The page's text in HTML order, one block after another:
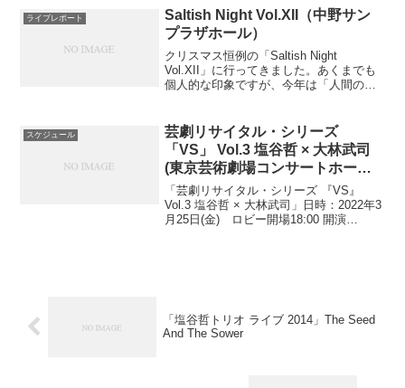
ライブレポート
Saltish Night Vol.XII（中野サン
プラザホール）
クリスマス恒例の「Saltish Night
Vol.XII」に行ってきました。あくまでも
個人的な印象ですが、今年は「人間の暖
日(火・祝...
スケジュール
芸劇リサイタル・シリーズ
「VS」 Vol.3 塩谷哲 × 大林武司
(東京芸術劇場コンサートホール
2022.3.25)
「芸劇リサイタル・シリーズ 『VS』
Vol.3 塩谷哲 × 大林武司」日時：2022年3
月25日(金) ロビー開場18:00 開演
「塩谷哲トリオ ライブ 2014」The Seed
And The Sower